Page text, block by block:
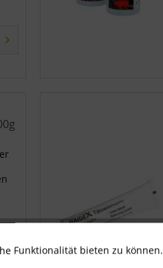
Aktiv
Funktionalität bieten zu können.